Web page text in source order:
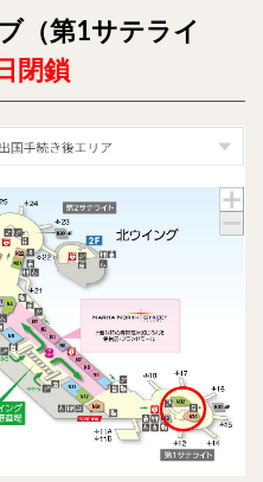
（第1サテライ
閉鎖